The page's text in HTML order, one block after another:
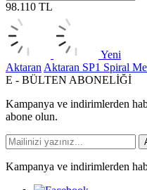
98.110 TL
Yeni
Aktaran Aktaran SP1 Spiral
E - BÜLTEN ABONELİĞİ
Kampanya ve indirimlerden
abone olun.
Kampanya ve indirimlerden